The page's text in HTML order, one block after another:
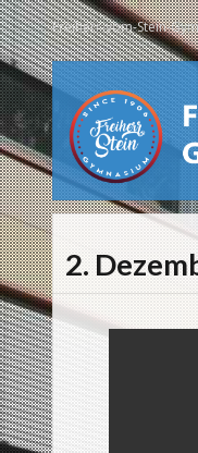
Freiherr-vom-Stein-
2.